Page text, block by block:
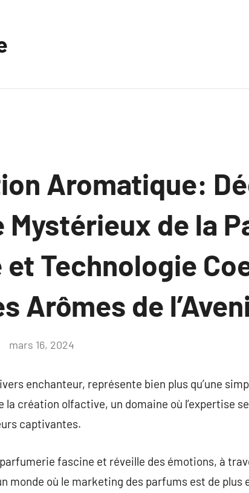
Aromatique:
Mystérieux de la
et Technologie
Arômes de
mars 16, 2024
enchanteur, représente bien plus qu’une
la création olfactive, un domaine où l’expertise
captivantes.
fascine et réveille des émotions, à
monde où le marketing des parfums est de plus